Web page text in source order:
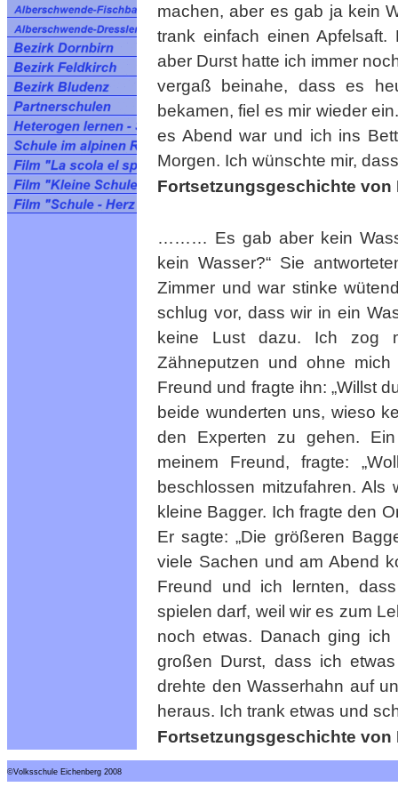
machen, aber es gab ja kein
trank einfach einen
aber Durst hatte ich immer
vergaß beinahe, dass es
bekamen, fiel es mir wieder
es Abend war und ich ins
Morgen. Ich wünschte mir,
Fortsetzungsgeschichte von
……… Es gab aber kein
kein Wasser?“ Sie
Zimmer und war stinke
schlug vor, dass wir in ein
keine Lust dazu. Ich zog
Zähneputzen und ohne
Freund und fragte ihn: „Willst
beide wunderten uns, wieso
den Experten zu gehen.
meinem Freund, fragte:
beschlossen mitzufahren.
kleine Bagger. Ich fragte den
Er sagte: „Die größeren
viele Sachen und am Abend
Freund und ich lernten,
spielen darf, weil wir es zum
noch etwas. Danach ging
großen Durst, dass ich
drehte den Wasserhahn auf
heraus. Ich trank etwas und
Fortsetzungsgeschichte von
©Volksschule Eichenberg 2008